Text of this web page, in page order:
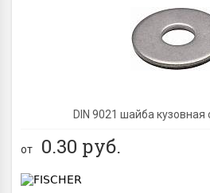
DIN 9021 шайба
от 0.30 руб.